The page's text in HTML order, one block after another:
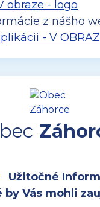
z nášho
- V
Užitočné
by Vás mohli